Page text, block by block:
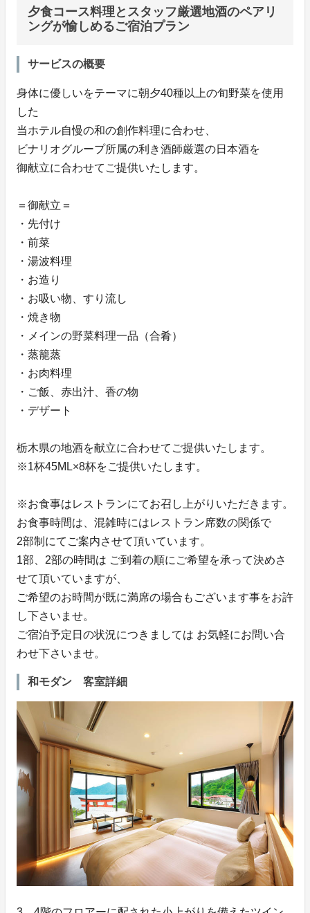
夕食コース料理とスタッフ厳選地酒のペアリ
ングが愉しめるご宿泊プラン
サービスの概要
身体に優しいをテーマに朝夕40種以上の旬野菜を使用
した
当ホテル自慢の和の創作料理に合わせ、
ビナリオグループ所属の利き酒師厳選の日本酒を
御献立に合わせてご提供いたします。
＝御献立＝
・先付け
・前菜
・湯波料理
・お造り
・お吸い物、すり流し
・焼き物
・メインの野菜料理一品（合肴）
・蒸籠蒸
・お肉料理
・ご飯、赤出汁、香の物
・デザート
栃木県の地酒を献立に合わせてご提供いたします。
※1杯45ML×8杯をご提供いたします。
※お食事はレストランにてお召し上がりいただきます。
お食事時間は、混雑時にはレストラン席数の関係で
2部制にてご案内させて頂いています。
1部、2部の時間は ご到着の順にご希望を承って決めさ
せて頂いていますが、
ご希望のお時間が既に満席の場合もございます事をお許
し下さいませ。
ご宿泊予定日の状況につきましては お気軽にお問い合
わせ下さいませ。
和モダン 客室詳細